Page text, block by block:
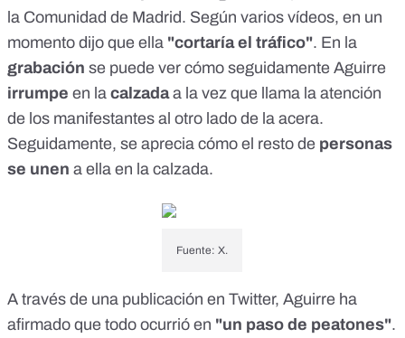
la Comunidad de Madrid. Según varios vídeos, en un
momento dijo que ella "cortaría el tráfico". En la
grabación se puede ver cómo seguidamente Aguirre
irrumpe en la calzadaa la vez que llama la atención
de los manifestantes al otro lado de la acera.
Seguidamente, se aprecia cómo el resto de personas
se unen a ella en la calzada.
Fuente: X.
A través de una publicación en Twitter, Aguirre ha
afirmado que todo ocurrió en "un paso de peatones".